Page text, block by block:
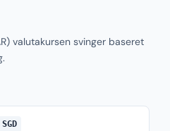
valutakursen svinger baseret
SGD